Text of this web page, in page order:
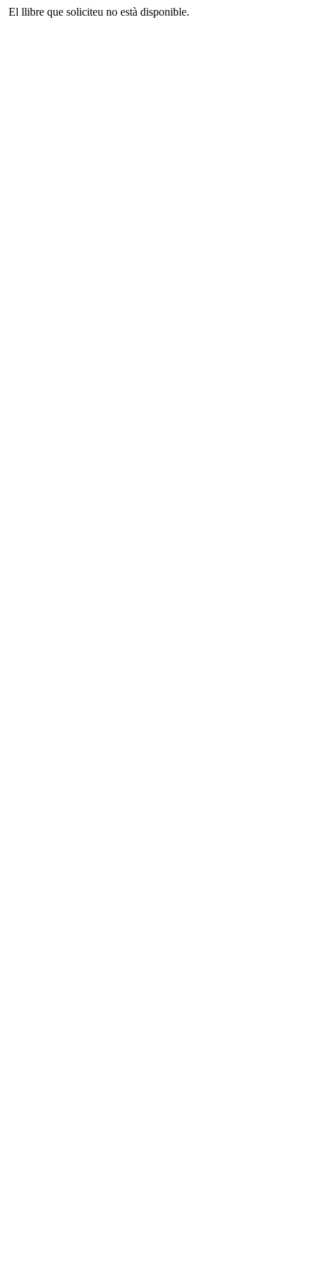
El llibre que soliciteu no està disponible.